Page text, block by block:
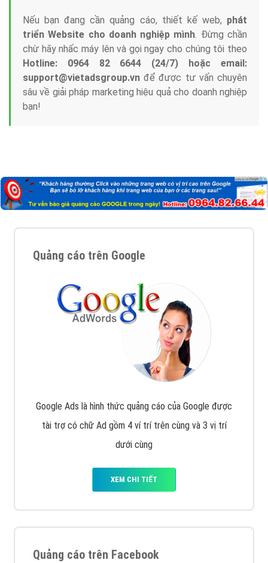
Nếu bạn đang cần quảng cáo, thiết kế web, phát
triển Website cho doanh nghiệp mình. Đừng chần
chừ hãy nhấc máy lên và gọi ngay cho chúng tôi theo
Hotline: 0964 82 6644 (24/7) hoặc email:
support@vietadsgroup.vn để được tư vấn chuyên
sâu về giải pháp marketing hiệu quả cho doanh nghiệp
bạn!
Quảng cáo trên Google
Google Ads là hình thức quảng cáo của Google được
tài trợ có chữ Ad gồm 4 ví trí trên cùng và 3 vị trí
dưới cùng
XEM CHI TIẾT
Quảng cáo trên Facebook